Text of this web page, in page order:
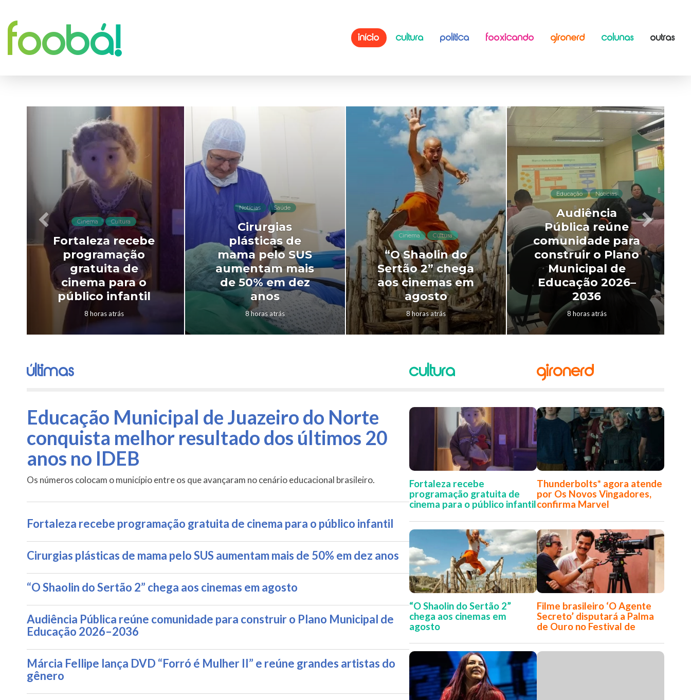
foobá! INÍCIO CULTURA POLÍTICA FOOXICANDO GIRONERD COLUNAS OUTRAS
Cinema Cultura
Fortaleza recebe
programação
gratuita de
cinema para o
público infantil
8 horas atrás
Notícias Saúde
Cirurgias
plásticas de
mama pelo SUS
aumentam mais
de 50% em dez
anos
8 horas atrás
Cinema Cultura
“O Shaolin do
Sertão 2” chega
aos cinemas em
agosto
8 horas atrás
Educação Notícias
Audiência
Pública reúne
comunidade para
construir o Plano
Municipal de
Educação 2026–
2036
8 horas atrás
Últimas
Educação Municipal de Juazeiro do Norte
conquista melhor resultado dos últimos 20
anos no IDEB
Os números colocam o município entre os que avançaram no cenário educacional brasileiro.
Fortaleza recebe programação gratuita de cinema para o público infantil
Cirurgias plásticas de mama pelo SUS aumentam mais de 50% em dez anos
“O Shaolin do Sertão 2” chega aos cinemas em agosto
Audiência Pública reúne comunidade para construir o Plano Municipal de
Educação 2026–2036
Márcia Fellipe lança DVD “Forró é Mulher II” e reúne grandes artistas do
gênero
Cultura
Fortaleza recebe
programação gratuita de
cinema para o público infantil
“O Shaolin do Sertão 2”
chega aos cinemas em
agosto
GiroNerd
Thunderbolts* agora atende
por Os Novos Vingadores,
confirma Marvel
Filme brasileiro ‘O Agente
Secreto’ disputará a Palma
de Ouro no Festival de